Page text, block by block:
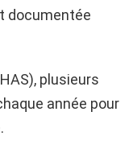
documentée
plusieurs
année pour